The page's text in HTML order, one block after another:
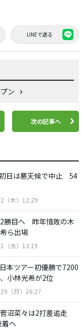
LINEで送る
ン
次の記事へ
日は悪天候で中止 54
（木）12:29
勝目へ 昨年惜敗の木
ら出場
（水）13:19
本ツアー初優勝で7200
小林光希が2位
（月）16:27
沼菜々は2打差追走
へ